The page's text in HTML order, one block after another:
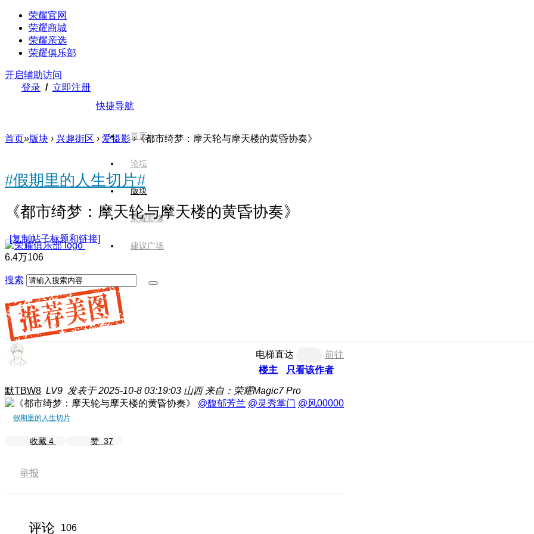
荣耀官网
荣耀商城
荣耀亲选
荣耀俱乐部
开启辅助访问
登录 / 立即注册
快捷导航
首页
论坛
版块
荣耀影像
建议广场
搜索
首页»版块 › 兴趣街区 › 爱摄影 ›《都市绮梦：摩天轮与摩天楼的黄昏协奏》
#假期里的人生切片#
《都市绮梦：摩天轮与摩天楼的黄昏协奏》
[复制帖子标题和链接]
6.4万106
电梯直达
前往
楼主
只看该作者
默TBW8 LV9 发表于 2025-10-8 03:19:03 山西 来自：荣耀Magic7 Pro
@馥郁芳兰 @灵秀掌门 @风00000
假期里的人生切片
收藏 4 赞 37
举报
评论 106